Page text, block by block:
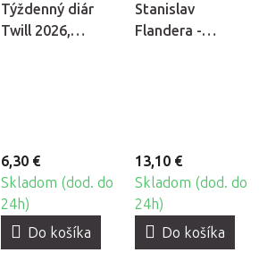
Týždenný diár
Twill 2026,
6,30 €
Skladom (dod. do
24h)
Do košíka
Stanislav
Flandera -
13,10 €
Skladom (dod. do
24h)
Do košíka